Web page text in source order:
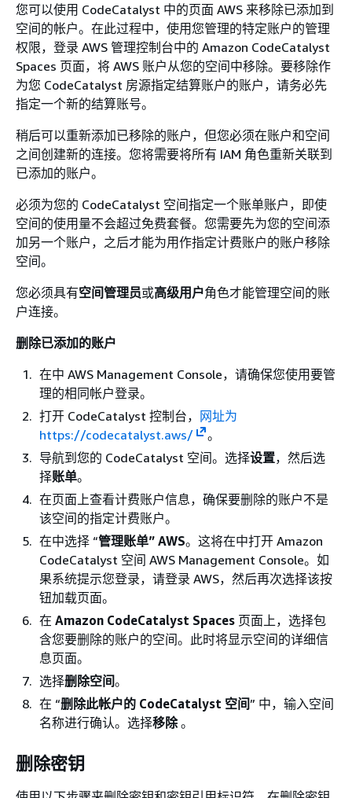
您可以使用 CodeCatalyst 中的页面 AWS 来移除已添加到
空间的帐户。在此过程中，使用您管理的特定账户的管理
权限，登录 AWS 管理控制台中的 Amazon CodeCatalyst
Spaces 页面，将 AWS 账户从您的空间中移除。要移除作
为您 CodeCatalyst 房源指定结算账户的账户，请务必先
指定一个新的结算账号。
稍后可以重新添加已移除的账户，但您必须在账户和空间
之间创建新的连接。您将需要将所有 IAM 角色重新关联到
已添加的账户。
必须为您的 CodeCatalyst 空间指定一个账单账户，即使
空间的使用量不会超过免费套餐。您需要先为您的空间添
加另一个账户，之后才能为用作指定计费账户的账户移除
空间。
您必须具有空间管理员或高级用户角色才能管理空间的账
户连接。
删除已添加的账户
在中 AWS Management Console，请确保您使用要管
理的相同帐户登录。
打开 CodeCatalyst 控制台， 网址为
https://codecatalyst.aws/
。
导航到您的 CodeCatalyst 空间。选择设置，然后选
择账单。
在页面上查看计费账户信息，确保要删除的账户不是
该空间的指定计费账户。
在中选择 “管理账单” AWS。这将在中打开 Amazon
CodeCatalyst 空间 AWS Management Console。如
果系统提示您登录，请登录 AWS，然后再次选择该按
钮加载页面。
在 Amazon CodeCatalyst Spaces 页面上，选择包
含您要删除的账户的空间。此时将显示空间的详细信
息页面。
选择删除空间。
在 “删除此帐户的 CodeCatalyst 空间” 中，输入空间
名称进行确认。选择移除。
删除密钥